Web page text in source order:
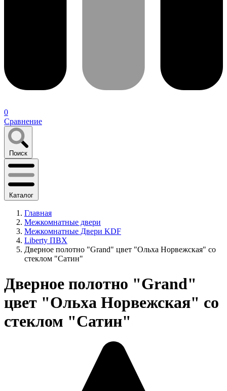
0
Сравнение
Поиск
Каталог
Главная
Межкомнатные двери
Межкомнатные Двери KDF
Liberty ПВХ
Дверное полотно "Grand" цвет "Ольха Норвежская" со
стеклом "Сатин"
Дверное полотно "Grand"
цвет "Ольха Норвежская" со
стеклом "Сатин"